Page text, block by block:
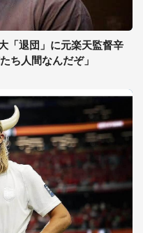
「退団」に元楽天監督辛
ち人間なんだぞ」